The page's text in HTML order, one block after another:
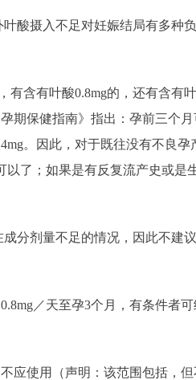
酸摄入不足对妊娠结局有多种
含有叶酸0.8mg的，还有含有
期保健指南》指出：孕前三个
。因此，对于既往没有不良孕
以了；如果是有反复流产史或是
分剂量不足的情况，因此不建
／天至孕3个月，有条件者可
应使用（声明：该范围包括，但